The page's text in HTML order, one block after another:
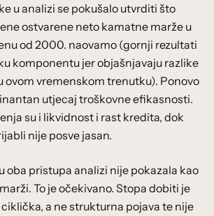
u analizi se pokušalo utvrditi što
ostvarene neto kamatne marže u
od 2000. naovamo (gornji rezultati
komponentu jer objašnjavaju razlike
ovom vremenskom trenutku). Ponovo
utjecaj troškovne efikasnosti.
su i likvidnost i rast kredita, dok
nije posve jasan.
oba pristupa analizi nije pokazala kao
To je očekivano. Stopa dobiti je
a ne strukturna pojava te nije